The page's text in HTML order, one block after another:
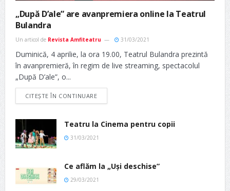
„După D’ale” are avanpremiera online la Teatrul
Bulandra
Un articol de Revista Amfiteatru 31/03/2021
Duminică, 4 aprilie, la ora 19.00, Teatrul Bulandra prezintă
în avanpremieră, în regim de live streaming, spectacolul
„După D’ale”, o...
CITEȘTE ÎN CONTINUARE
Teatru la Cinema pentru copii
31/03/2021
Ce aflăm la „Uși deschise”
29/03/2021